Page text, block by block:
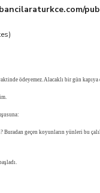
ödeyemez. Alacaklı bir gün kapıya
Buradan geçen koyunların yünleri bu